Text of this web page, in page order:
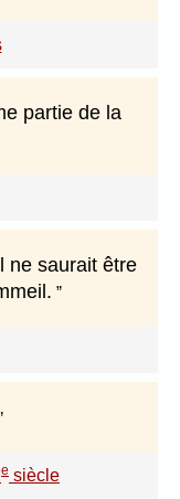
partie de la
ne saurait être
e siècle